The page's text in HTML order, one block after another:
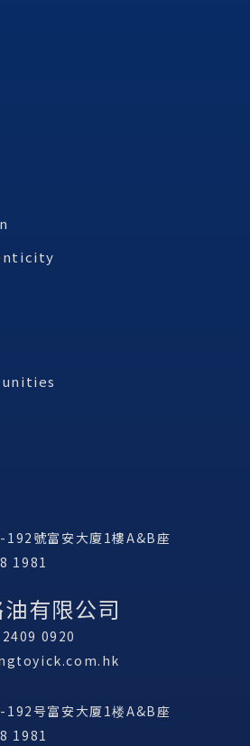
192號富安大廈1樓A&B座
1981
有限公司
0920
192号富安大厦1楼A&B座
1981